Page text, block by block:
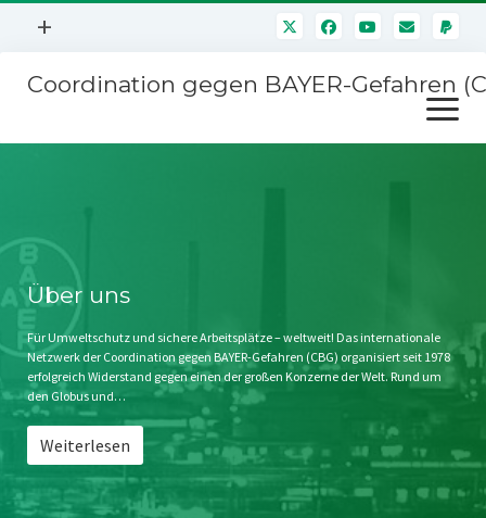
Menü
+
Mitmachen
Kontakt
Impressum
Störfälle
Coordination gegen BAYER-Gefahren
Menü
öffnen
Stichwort BAYER
Jahrestagung
SPENDEN
Über uns
Für Umweltschutz und sichere Arbeitsplätze – weltweit! Das internationale
Netzwerk der Coordination gegen BAYER-Gefahren (CBG) organisiert seit 1978
erfolgreich Widerstand gegen einen der großen Konzerne der Welt. Rund um
den Globus und…
Weiterlesen